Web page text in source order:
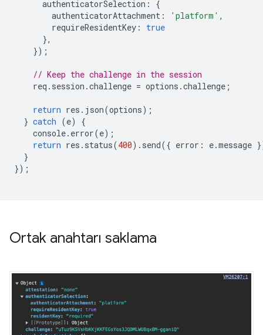
authenticatorSelection :
{
authenticatorAttachment : 'platform' ,
requireResidentKey :
true
},
});
// Keep the challenge in the session
req . session .challenge = options .challenge ;
return res . json(options);
} catch (e)
{
console. error(e);
return res . status(400). send({ error : e.message
}
});
Ortak anahtarı saklama